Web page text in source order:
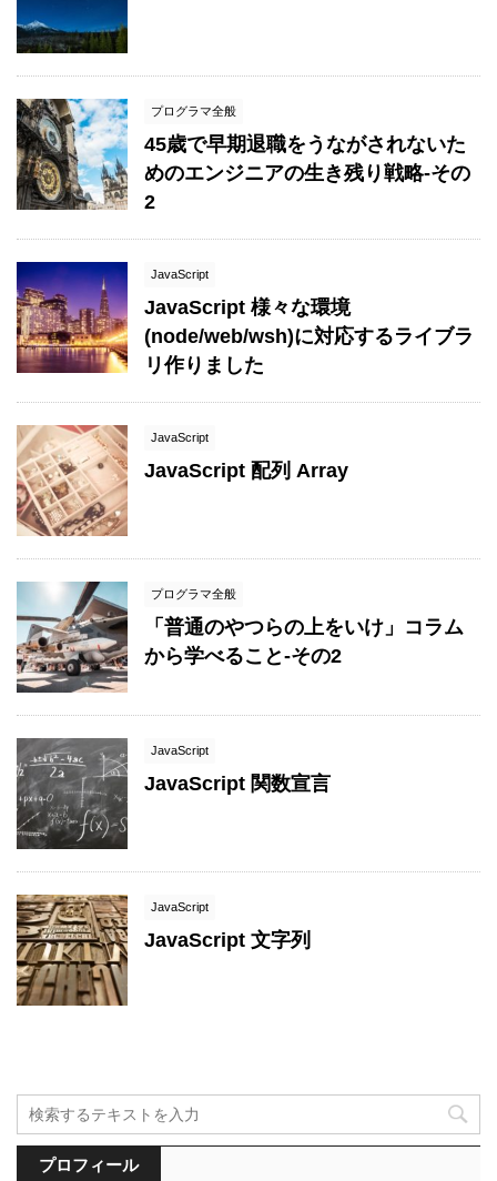
プログラマ全般
45歳で早期退職をうながされないた
めのエンジニアの生き残り戦略-その
2
JavaScript
JavaScript 様々な環境
(node/web/wsh)に対応するライブラ
リ作りました
JavaScript
JavaScript 配列 Array
プログラマ全般
「普通のやつらの上をいけ」コラム
から学べること-その2
JavaScript
JavaScript 関数宣言
JavaScript
JavaScript 文字列
プロフィール